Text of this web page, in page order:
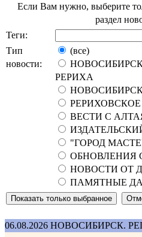
Если Вам нужно, выберите
раздел
Теги:
Тип
новости:
(все)
РЕРИХА
ВЕСТИ С
"ГОРОД
ОБНОВЛЕНИЯ
НОВОСТИ ОТ
ПАМЯТНЫЕ
06.08.2026 НОВОСИБИРСК.